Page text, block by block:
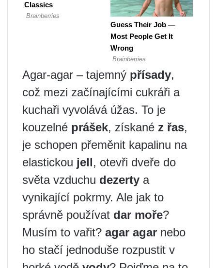
Agar-agar – tajemný přísady,
což mezi začínajícími cukráři a
kuchaři vyvolává úžas. To je
kouzelné prášek, získané z řas,
je schopen přeměnit kapalinu na
elastickou jell, otevři dveře do
světa vzduchu dezerty a
vynikající pokrmy. Ale jak to
správně používat dar moře?
Musím to vařit? agar agar nebo
ho stačí jednoduše rozpustit v